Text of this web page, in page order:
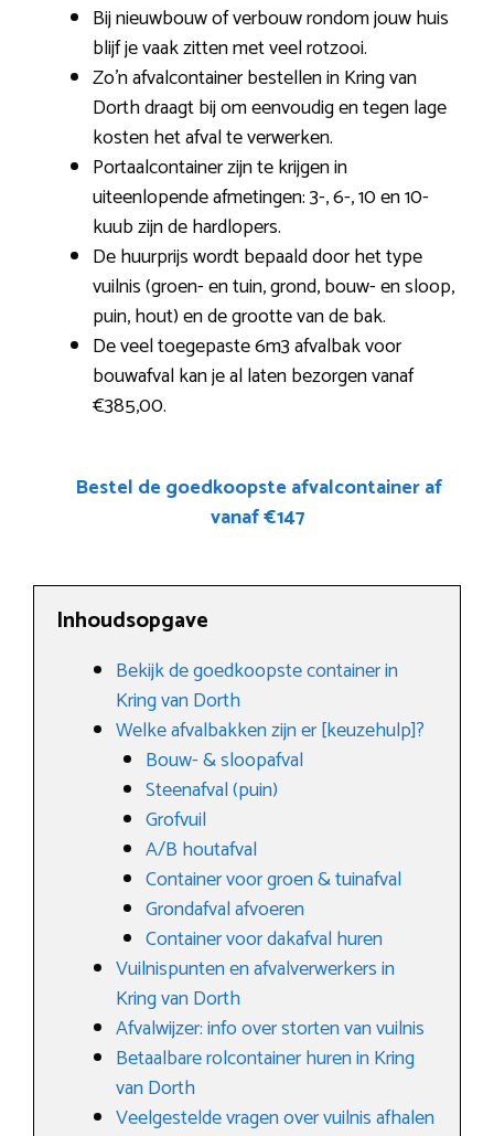
Bij nieuwbouw of verbouw rondom jouw huis
blijf je vaak zitten met veel rotzooi.
Zo’n afvalcontainer bestellen in Kring van
Dorth draagt bij om eenvoudig en tegen lage
kosten het afval te verwerken.
Portaalcontainer zijn te krijgen in
uiteenlopende afmetingen: 3-, 6-, 10 en 10-
kuub zijn de hardlopers.
De huurprijs wordt bepaald door het type
vuilnis (groen- en tuin, grond, bouw- en sloop,
puin, hout) en de grootte van de bak.
De veel toegepaste 6m3 afvalbak voor
bouwafval kan je al laten bezorgen vanaf
€385,00.
Bestel de goedkoopste afvalcontainer af
vanaf €147
Inhoudsopgave
Bekijk de goedkoopste container in
Kring van Dorth
Welke afvalbakken zijn er [keuzehulp]?
Bouw- & sloopafval
Steenafval (puin)
Grofvuil
A/B houtafval
Container voor groen & tuinafval
Grondafval afvoeren
Container voor dakafval huren
Vuilnispunten en afvalverwerkers in
Kring van Dorth
Afvalwijzer: info over storten van vuilnis
Betaalbare rolcontainer huren in Kring
van Dorth
Veelgestelde vragen over vuilnis afhalen